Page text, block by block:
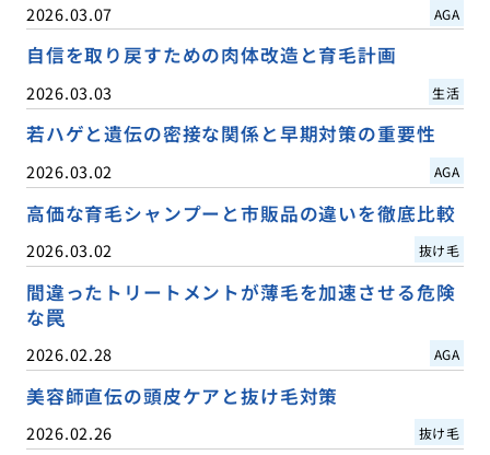
2026.03.07 AGA
自信を取り戻すための肉体改造と育毛計画
2026.03.03 生活
若ハゲと遺伝の密接な関係と早期対策の重要性
2026.03.02 AGA
高価な育毛シャンプーと市販品の違いを徹底比較
2026.03.02 抜け毛
間違ったトリートメントが薄毛を加速させる危険
な罠
2026.02.28 AGA
美容師直伝の頭皮ケアと抜け毛対策
2026.02.26 抜け毛